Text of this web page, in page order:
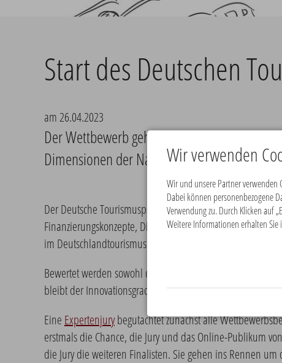
Start des Deutschen
am 26.04.2023
Der Wettbewerb geht in diesem Jahr mit
Dimensionen der Nachhaltigkeit aus. Zum
Der Deutsche Tourismuspreis geht in die nächste Runde:
Finanzierungskonzepte, Digitalisierungsprojekte,
im Deutschlandtourismus sorgen.
Bewertet werden sowohl die
Soziale
bleibt der Innovationsgrad.
Eine Expertenjurybegutachtet zunächst alle
erstmals die Chance, die Jury und das Online-Publikum
die Jury die weiteren Finalisten. Sie gehen ins Rennen
Wir verwenden
Wir und unsere Partner verwenden
Dabei können personenbezogene
Verwendung zu. Durch Klicken auf
Weitere Informationen erhalten Sie